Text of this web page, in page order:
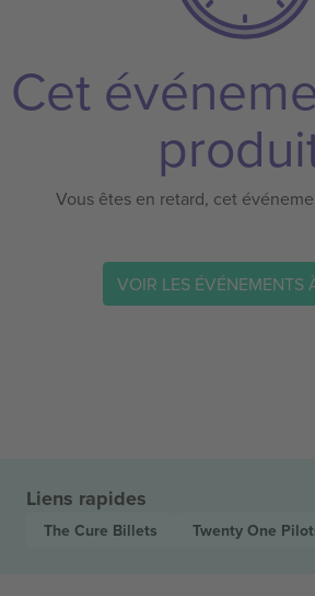
Cet
Vous êtes en retard, cet
VOIR LES ÉVÉNEMENTS
Liens rapides
The Cure Billets Twenty One